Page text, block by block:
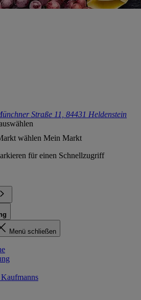
Straße 11, 84431 Heldenstein
wählen Mein Markt
für einen Schnellzugriff
Menü schließen